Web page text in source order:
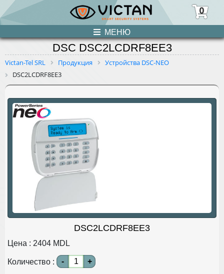
0
МЕНЮ
ПРОДУКЦИЯ
КОНТАКТЫ
DSC DSC2LCDRF8EE3
Victan-Tel SRL Продукция
Устройства DSC-NEO
DSC2LCDRF8EE3
DSC2LCDRF8EE3
Цена : 2404 MDL
Количество : - +